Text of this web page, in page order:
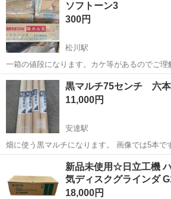
ソフトーン3
300円
松川駅
一箱の値段になります。カケ等があるのでご理
ます。
福島 二本松市 カ
黒マルチ75センチ 六本
11,000円
安達駅
畑に使う黒マルチになります。 画像では5本で
本野良猫にガリガリされたので値下げします
ルになります。 穴無しです。
二本松市 安達駅 その他
新品未使用☆日立工機
気ディスクグラインダ
18,000円